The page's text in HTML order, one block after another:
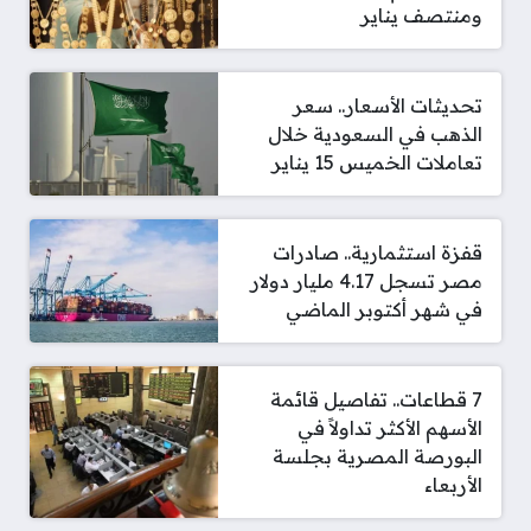
ومنتصف يناير
تحديثات الأسعار.. سعر
الذهب في السعودية خلال
تعاملات الخميس 15 يناير
قفزة استثمارية.. صادرات
مصر تسجل 4.17 مليار دولار
في شهر أكتوبر الماضي
7 قطاعات.. تفاصيل قائمة
الأسهم الأكثر تداولاً في
البورصة المصرية بجلسة
الأربعاء